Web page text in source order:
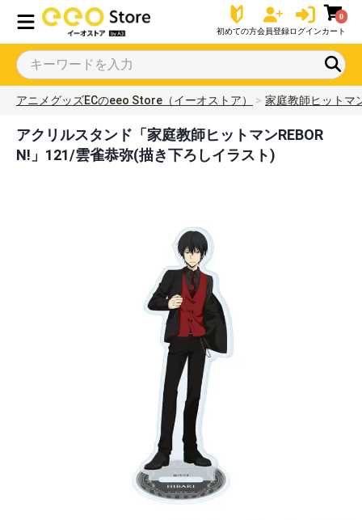
初めての方会員登録ログイン
0
カート
アニメグッズECのeeo Store（イーオストア） 家庭教師ヒットマ
アクリルスタンド「家庭教師ヒットマンREBOR
N!」121/雲雀恭弥(描き下ろしイラスト)